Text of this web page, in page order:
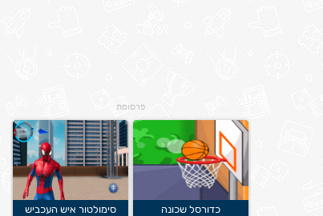
פרסומת
כדורסל שכונה סימולטור איש העכביש